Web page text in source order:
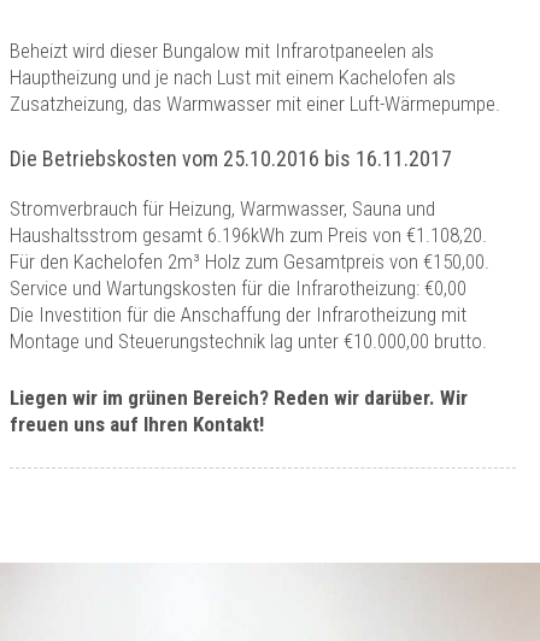
Beheizt wird dieser Bungalow mit Infrarotpaneelen als
Hauptheizung und je nach Lust mit einem Kachelofen als
Zusatzheizung, das Warmwasser mit einer Luft-Wärmepumpe.
Die Betriebskosten vom 25.10.2016 bis 16.11.2017
Stromverbrauch für Heizung, Warmwasser, Sauna und
Haushaltsstrom gesamt 6.196kWh zum Preis von €1.108,20.
Für den Kachelofen 2m³ Holz zum Gesamtpreis von €150,00.
Service und Wartungskosten für die Infrarotheizung: €0,00
Die Investition für die Anschaffung der Infrarotheizung mit
Montage und Steuerungstechnik lag unter €10.000,00 brutto.
Liegen wir im grünen Bereich? Reden wir darüber. Wir
freuen uns auf Ihren Kontakt!